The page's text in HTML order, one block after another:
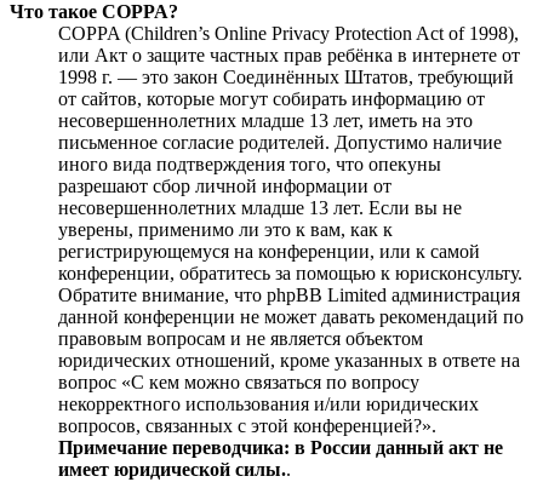
Что такое COPPA?
COPPA (Children’s Online Privacy Protection Act of 1998),
или Акт о защите частных прав ребёнка в интернете от
1998 г. — это закон Соединённых Штатов, требующий
от сайтов, которые могут собирать информацию от
несовершеннолетних младше 13 лет, иметь на это
письменное согласие родителей. Допустимо наличие
иного вида подтверждения того, что опекуны
разрешают сбор личной информации от
несовершеннолетних младше 13 лет. Если вы не
уверены, применимо ли это к вам, как к
регистрирующемуся на конференции, или к самой
конференции, обратитесь за помощью к юрисконсульту.
Обратите внимание, что phpBB Limited администрация
данной конференции не может давать рекомендаций по
правовым вопросам и не является объектом
юридических отношений, кроме указанных в ответе на
вопрос «С кем можно связаться по вопросу
некорректного использования и/или юридических
вопросов, связанных с этой конференцией?».
Примечание переводчика: в России данный акт не
имеет юридической силы..